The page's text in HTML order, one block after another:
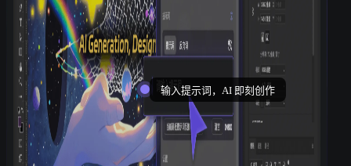
输入提示词，AI 即刻创作